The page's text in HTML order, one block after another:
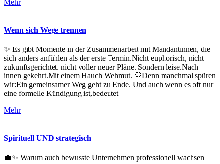
Mehr
Wenn sich Wege trennen
✨ Es gibt Momente in der Zusammenarbeit mit Mandantinnen, die
sich anders anfühlen als der erste Termin.Nicht euphorisch, nicht
zukunftsgerichtet, nicht voller neuer Pläne. Sondern leise.Nach
innen gekehrt.Mit einem Hauch Wehmut. 💭Denn manchmal spüren
wir:Ein gemeinsamer Weg geht zu Ende. Und auch wenn es oft nur
eine formelle Kündigung ist,bedeutet
Mehr
Spirituell UND strategisch
💼✨ Warum auch bewusste Unternehmen professionell wachsen